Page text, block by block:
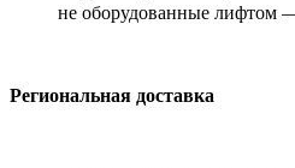
не оборудованные лифтом
Региональная доставка